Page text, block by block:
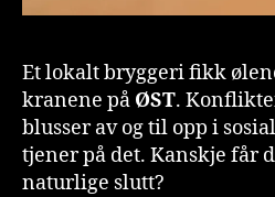
Et lokalt bryggeri fikk
kranene på ØST.
blusser av og til opp i
tjener på det. Kanskje får
naturlige slutt?